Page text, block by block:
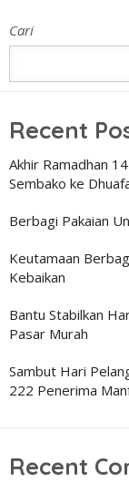
Cari
Recent
Akhir Ramadhan
Sembako ke
Berbagi Pakaian
Keutamaan
Kebaikan
Bantu Stabilkan
Pasar Murah
Sambut Hari
222 Penerima
Recent